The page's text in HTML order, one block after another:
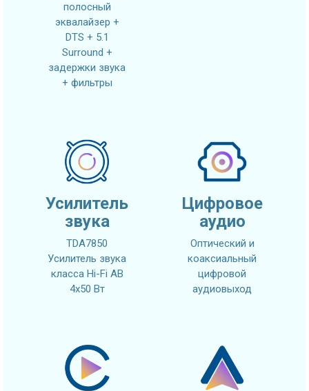
полосный
эквалайзер +
DTS + 5.1
Surround +
задержки звука
+ фильтры
Усилитель
звука
TDA7850
Усилитель звука
класса Hi-Fi AB
4x50 Вт
Цифровое
аудио
Оптический и
коаксиальный
цифровой
аудиовыход